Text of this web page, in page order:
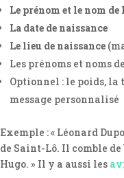
Le prénom et le nom de
La date de naissance
Le lieu de naissance
Les prénoms et noms
Optionnel : le poids,
message personnalisé
Exemple : « Léonard
de Saint-Lô. Il comble
Hugo. » Il y a aussi les